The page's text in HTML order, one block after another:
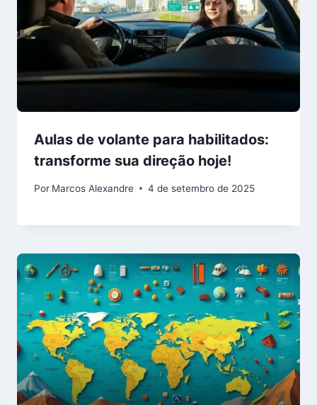
Aulas de volante para habilitados:
transforme sua direção hoje!
Por Marcos Alexandre 4 de setembro de 2025